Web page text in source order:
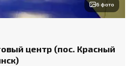
6 фото
центр (пос. Красный